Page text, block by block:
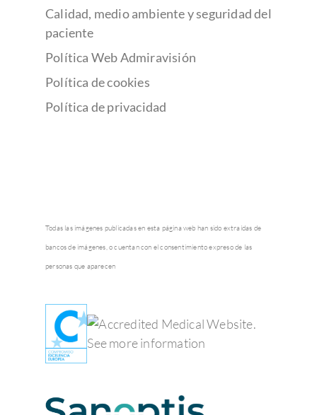
Calidad, medio ambiente y seguridad del
paciente
Política Web Admiravisión
Política de cookies
Política de privacidad
Todas las imágenes publicadas en esta página web han sido extraídas de
bancos de imágenes, o cuentan con el consentimiento expreso de las
personas que aparecen